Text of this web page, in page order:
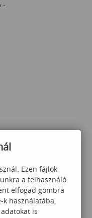
-
Ezen fájlok
a felhasználó
elfogad gombra
használatába,
is